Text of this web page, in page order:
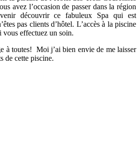
avez l’occasion de passer dans la région
découvrir ce fabuleux Spa qui est
pas clients d’hôtel. L’accès à la piscine
vous effectuez un soin.
à toutes! Moi j’ai bien envie de me laisser
de cette piscine.